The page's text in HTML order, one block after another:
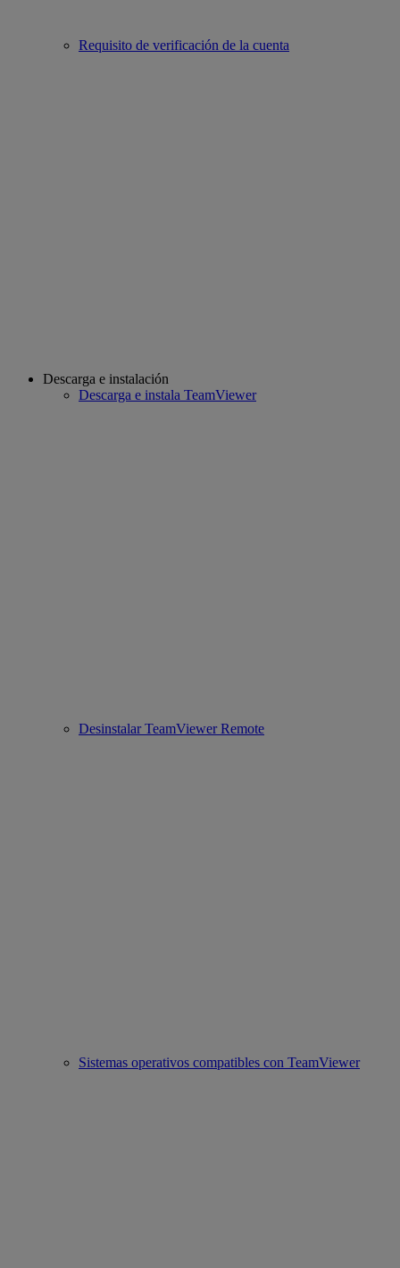
Requisito de verificación de la cuenta
Descarga e instalación
Descarga e instala TeamViewer
Desinstalar TeamViewer Remote
Sistemas operativos compatibles con TeamViewer